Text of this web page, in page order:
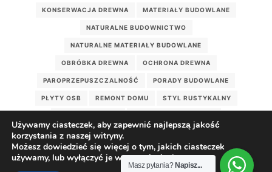
KONSERWACJA DREWNA MATERIAŁY BUDOWLANE
NATURALNE BUDOWNICTWO
NATURALNE MATERIAŁY BUDOWLANE
OBRÓBKA DREWNA OCHRONA DREWNA
PAROPRZEPUSZCZALNOŚĆ PORADY BUDOWLANE
PŁYTY OSB REMONT DOMU STYL RUSTYKALNY
WILGOĆ W DOMU
ZDROWY DOM DREWNIANY ZDROWY MIKROKLIMAT
ZRÓWNOWAŻONE BUDOWNICTWO
Używamy ciasteczek, aby zapewnić najlepszą jakość
korzystania z naszej witryny.
Możesz dowiedzieć się więcej o tym, jakich ciasteczek
używamy, lub wyłączyć je wustawieniach.
Masz pytania? Napisz...